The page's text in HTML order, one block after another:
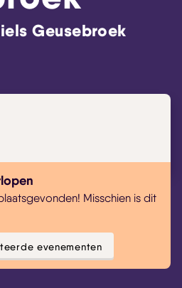
Geusebroek
Misschien is dit
evenementen